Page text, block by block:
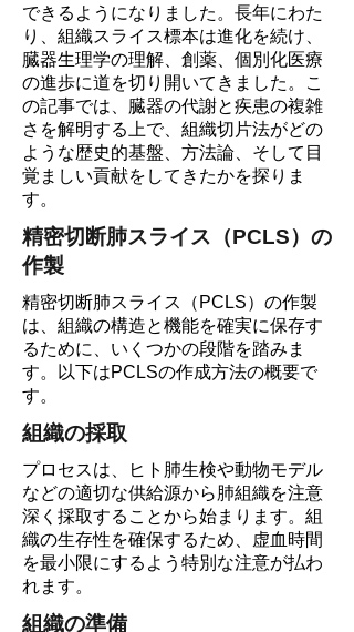
できるようになりました。長年にわた
り、組織スライス標本は進化を続け、
臓器生理学の理解、創薬、個別化医療
の進歩に道を切り開いてきました。こ
の記事では、臓器の代謝と疾患の複雑
さを解明する上で、組織切片法がどの
ような歴史的基盤、方法論、そして目
覚ましい貢献をしてきたかを探りま
す。
精密切断肺スライス（PCLS）の
作製
精密切断肺スライス（PCLS）の作製
は、組織の構造と機能を確実に保存す
るために、いくつかの段階を踏みま
す。以下はPCLSの作成方法の概要で
す。
組織の採取
プロセスは、ヒト肺生検や動物モデル
などの適切な供給源から肺組織を注意
深く採取することから始まります。組
織の生存性を確保するため、虚血時間
を最小限にするよう特別な注意が払わ
れます。
組織の準備